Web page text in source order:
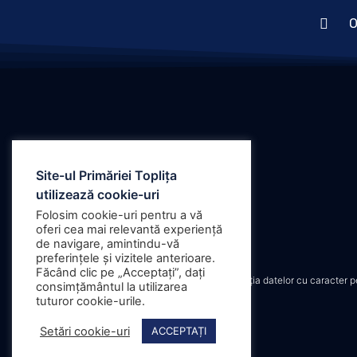
Protecția datelor cu caracter
Site-ul Primăriei Toplița
utilizează cookie-uri
Folosim cookie-uri pentru a vă
oferi cea mai relevantă experiență
de navigare, amintindu-vă
preferințele și vizitele anterioare.
Făcând clic pe „Acceptați”, dați
consimțământul la utilizarea
tuturor cookie-urile.
Setări cookie-uri ACCEPTAȚI